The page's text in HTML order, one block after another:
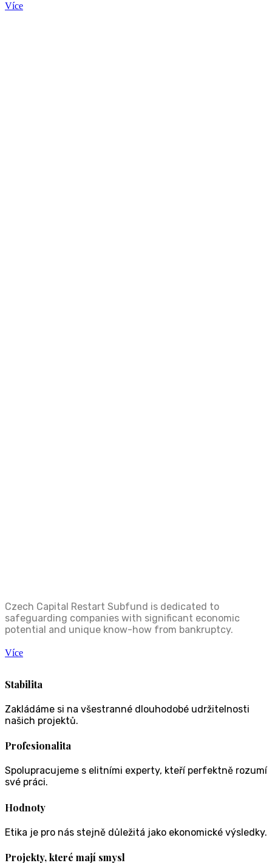
Více
Czech Capital Restart Subfund is dedicated to
safeguarding companies with significant economic
potential and unique know-how from bankruptcy.
Více
Stabilita
Zakládáme si na všestranné dlouhodobé udržitelnosti
našich projektů.
Profesionalita
Spolupracujeme s elitními experty, kteří perfektně rozumí
své práci.
Hodnoty
Etika je pro nás stejně důležitá jako ekonomické výsledky.
Projekty, které mají smysl